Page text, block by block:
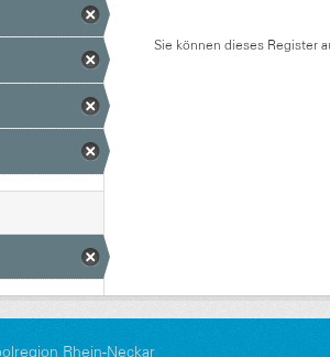
Sie können dieses Register
Rhein-Neckar